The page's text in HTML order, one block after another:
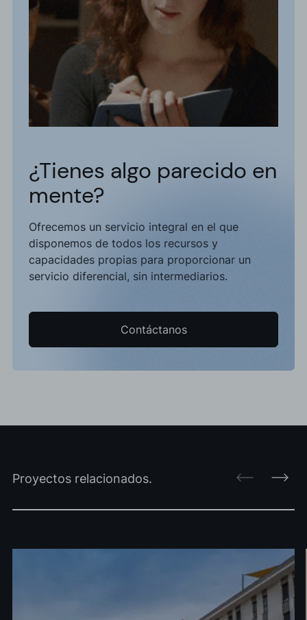
¿Tienes algo parecido en
mente?
Ofrecemos un servicio integral en el que
disponemos de todos los recursos y
capacidades propias para proporcionar un
servicio diferencial, sin intermediarios.
Contáctanos
Proyectos relacionados.